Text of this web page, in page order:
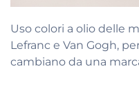
Uso colori a olio delle
Lefranc e Van Gogh,
cambiano da una